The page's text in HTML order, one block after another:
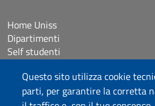
Questo sito utilizza cookie
parti, per garantire la corretta
Home Uniss
Dipartimenti
Self studenti
Crediti icone
HELPDESK: sba@uniss.it